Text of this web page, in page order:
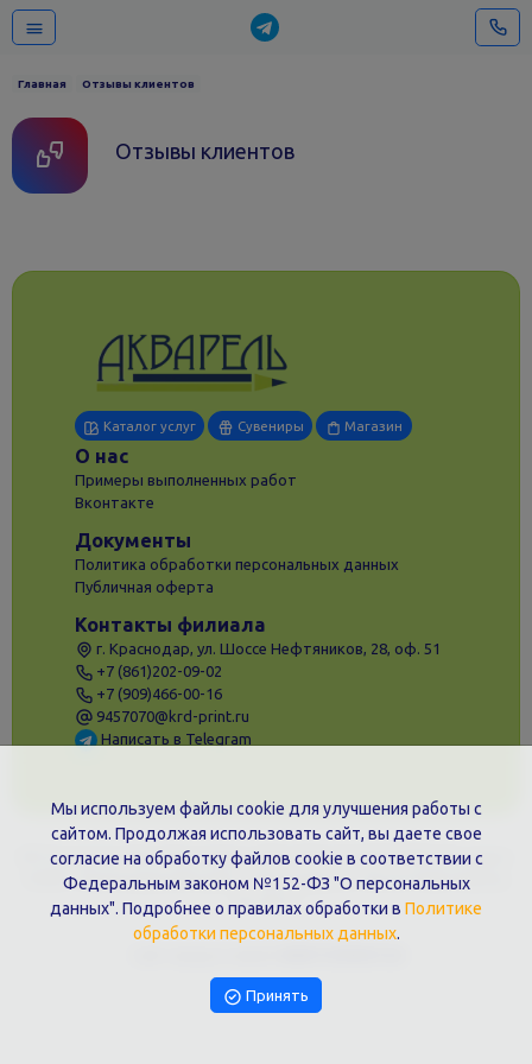
Главная Отзывы клиентов
Отзывы клиентов
Каталог услуг Сувениры Магазин
О нас
Примеры выполненных работ
Вконтакте
Документы
Политика обработки персональных данных
Публичная оферта
Контакты филиала
г. Краснодар, ул. Шоссе Нефтяников, 28, оф. 51
+7 (861)202-09-02
+7 (909)466-00-16
9457070@krd-print.ru
Написать в Telegram
ИП Гончарова Нина Николаевна, ИНН: ИНН 231203775909, Юр.адрес:
350051, Краснодарский край, г. Краснодар, ул. Шоссе Нефтяников,
Мы используем файлы cookie для улучшения работы с
сайтом. Продолжая использовать сайт, вы даете свое
согласие на обработку файлов cookie в соответствии с
Федеральным законом №152-ФЗ "О персональных
данных". Подробнее о правилах обработки в Политике
обработки персональных данных.
Принять